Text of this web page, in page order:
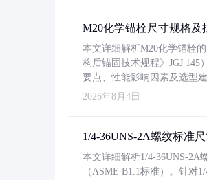
M20化学锚栓尺寸规格及
本文详细解析M20化学锚栓
构后锚固技术规程》JGJ
要点、性能影响因素及选型
2026年8月4日
1/4-36UNS-2A螺纹标准
本文详细解析1/4-36UNS-2A
（ASME B1.1标准）。针对